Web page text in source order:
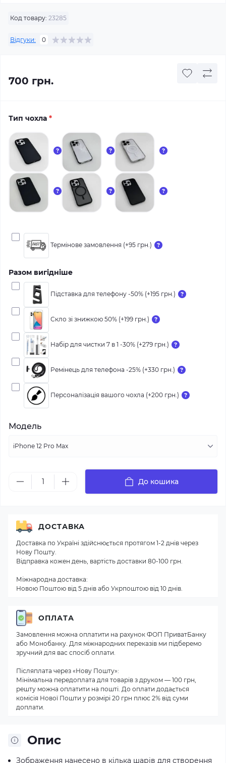
Код товару: 23285
Відгуки: 0
700 грн.
Тип чохла *
Термінове замовлення (+95 грн.)
Разом вигідніше
Підставка для телефону -50% (+195 грн.)
Скло зі знижкою 50% (+199 грн.)
Набір для чистки 7 в 1 -30% (+279 грн.)
Ремінець для телефона -25% (+330 грн.)
Персоналізація вашого чохла (+200 грн.)
Модель
До кошика
Опис
Зображення нанесено в кілька шарів для створення
ДОСТАВКА
Доставка по Україні здійснюється протягом 1-2 днів через
Нову Пошту.
Відправка кожен день, вартість доставки 80-100 грн.
Міжнародна доставка:
Новою Поштою від 5 днів або Укрпоштою від 10 днів.
ОПЛАТА
Замовлення можна оплатити на рахунок ФОП ПриватБанку
або Монобанку. Для міжнародних переказів ми підберемо
зручний для вас спосіб оплати.
Післяплата через «Нову Пошту»:
Мінімальна передоплата для товарів з друком — 100 грн,
решту можна оплатити на пошті. До оплати додається
комісія Нової Пошти у розмірі 20 грн плюс 2% від суми
доплати.